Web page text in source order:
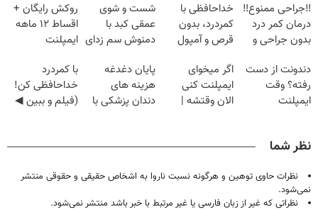
‼️جراحی ممنوع‼️
درمان کمر درد
بدون جراحی و
خداحافظی با
کمردرد، بدون
قرص و آمپول
شست و شوی
عمقی کبد با
دمنوش سم زدای
روکش رایگان +
اقساط ۱۲ ماهه
ایمپلنت
دندونت از دست
رفته؟ وقت
ایمپلنت
اگر میخوای
ایمپلنت کنی
الان وقتشه |
پایان دغدغه
هزینه های
دندان پزشکی با
با کمردرد
خداحافظی کن!
(فیلم و ببین ◀
نظر شما
نظرات حاوی توهین و هرگونه نسبت ناروا به اشخاص حقیقی و حقوقی منتشر
نمی‌شود.
نظراتی که غیر از زبان فارسی یا غیر مرتبط با خبر باشد منتشر نمی‌شود.